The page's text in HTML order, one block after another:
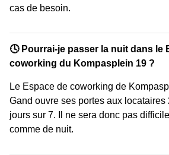
cas de besoin.
🕓 Pourrai-je passer la nuit dans le
coworking du Kompasplein 19 ?
Le Espace de coworking de
Gand ouvre ses portes aux locataires
jours sur 7. Il ne sera donc pas
comme de nuit.